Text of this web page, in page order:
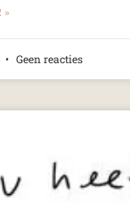
»
Geen reacties